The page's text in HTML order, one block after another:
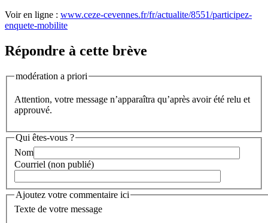
Voir en ligne : www.ceze-cevennes.fr/fr/actualite/8551/participez-
enquete-mobilite
Répondre à cette brève
modération a priori
Attention, votre message n’apparaîtra qu’après avoir été relu et
approuvé.
Qui êtes-vous ?
Nom
Courriel (non publié)
Ajoutez votre commentaire ici
Texte de votre message